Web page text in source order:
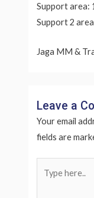
Support area:
Support 2
Jaga MM &
Leave a
Your email
fields are
here..